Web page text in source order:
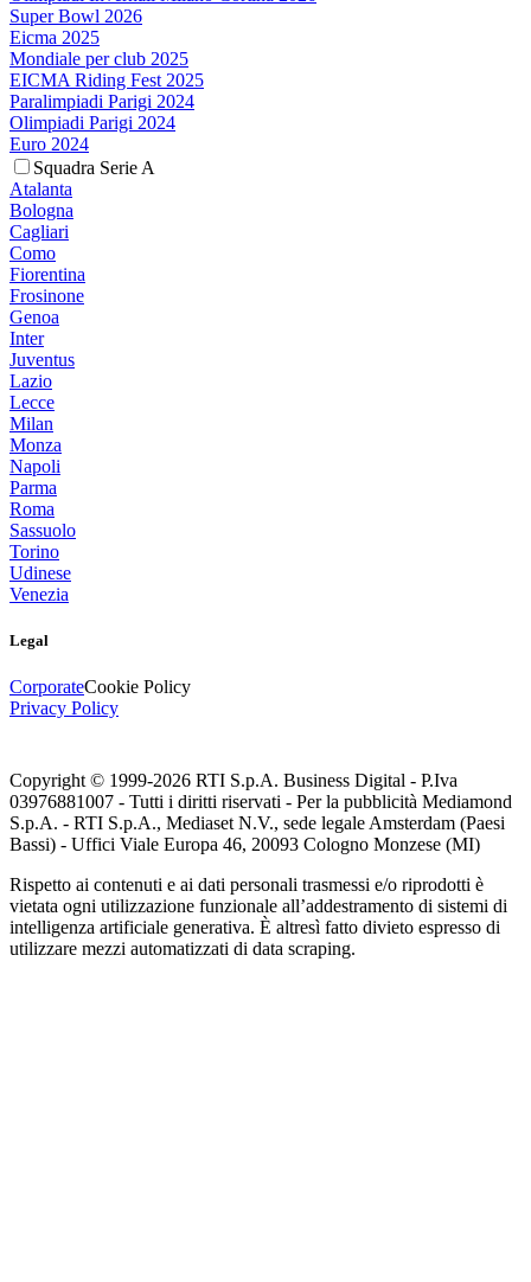
Super Bowl 2026
Eicma 2025
Mondiale per club 2025
EICMA Riding Fest 2025
Paralimpiadi Parigi 2024
Olimpiadi Parigi 2024
Euro 2024
Squadra Serie A
Atalanta
Bologna
Cagliari
Como
Fiorentina
Frosinone
Genoa
Inter
Juventus
Lazio
Lecce
Milan
Monza
Napoli
Parma
Roma
Sassuolo
Torino
Udinese
Venezia
Legal
CorporateCookie Policy
Privacy Policy
Copyright © 1999-2026 RTI S.p.A. Business Digital - P.Iva
03976881007 - Tutti i diritti riservati - Per la pubblicità Mediamond
S.p.A. - RTI S.p.A., Mediaset N.V., sede legale Amsterdam (Paesi
Bassi) - Uffici Viale Europa 46, 20093 Cologno Monzese (MI)
Rispetto ai contenuti e ai dati personali trasmessi e/o riprodotti è
vietata ogni utilizzazione funzionale all’addestramento di sistemi di
intelligenza artificiale generativa. È altresì fatto divieto espresso di
utilizzare mezzi automatizzati di data scraping.